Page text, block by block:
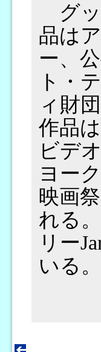
グッ
品は
ー、
ト・
ィ財
作品
ビデ
ヨー
映画
れる
リー
いる。